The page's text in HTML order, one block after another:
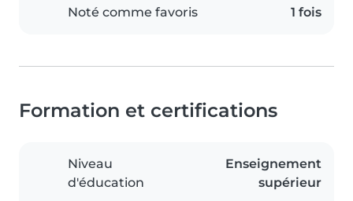
Noté comme favoris 1 fois
Formation et certifications
Niveau
d'éducation
Enseignement
supérieur